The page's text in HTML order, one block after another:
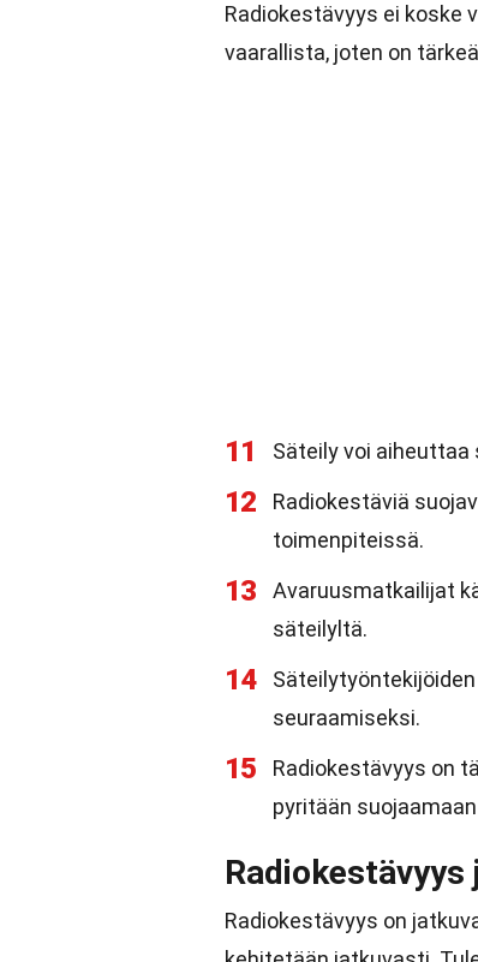
Radiokestävyys ei koske
vaarallista, joten on
11 Säteily voi aiheuttaa
12
Radiokestäviä
toimenpiteissä.
13
Avaruusmatkailijat
säteilyltä.
14
seuraamiseksi.
15
Radiokestävyys on
pyritään
Radiokestävyys
Radiokestävyys on